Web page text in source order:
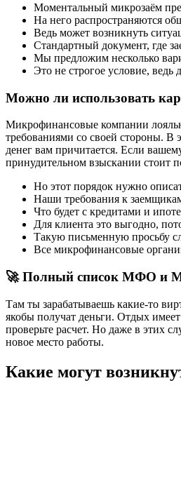
Моментальный микрозаём
На него распространяются
Ведь может возникнуть
Стандартный документ, где
Мы предложим несколько
Это не строгое условие, ведь
Можно ли использовать
Микрофинансовые компании
требованиями со своей стороны. В
денег вам причитается. Если
принудительном взыскании стоит
Но этот порядок нужно
Наши требования к
Что будет с кредитами и
Для клиента это выгодно,
Такую письменную просьбу
Все микрофинансовые
🚀 Полный список МФО и
Там ты зарабатываешь какие-то
якобы получат деньги. Отдых
проверьте расчет. Но даже в этих
новое место работы.
Какие могут